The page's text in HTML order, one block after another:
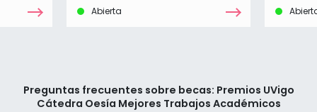
Abierta
Preguntas frecuentes sobre becas: Premios UVigo
Cátedra Oesía Mejores Trabajos Académicos